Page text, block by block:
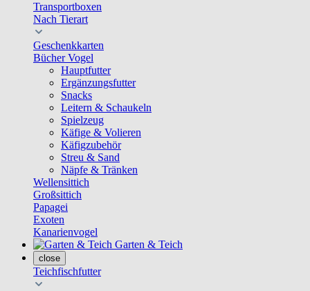
Transportboxen
Nach Tierart
Geschenkkarten
Bücher Vogel
Hauptfutter
Ergänzungsfutter
Snacks
Leitern & Schaukeln
Spielzeug
Käfige & Volieren
Käfigzubehör
Streu & Sand
Näpfe & Tränken
Wellensittich
Großsittich
Papagei
Exoten
Kanarienvogel
Garten & Teich
close
Teichfischfutter